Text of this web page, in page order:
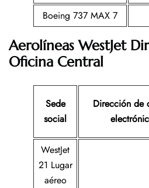
Boeing 737 MAX 7
Aerolíneas WestJet
Oficina Central
Sede
social
Dirección de
WestJet
21 Lugar
aéreo